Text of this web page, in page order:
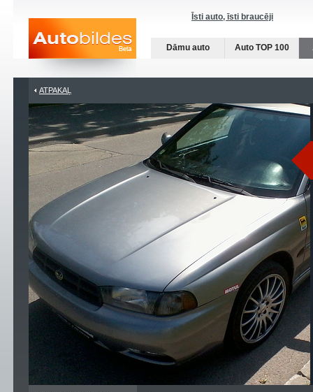
Īsti auto, īsti braucēji
Dāmu auto Auto TOP 100
ATPAKAĻ